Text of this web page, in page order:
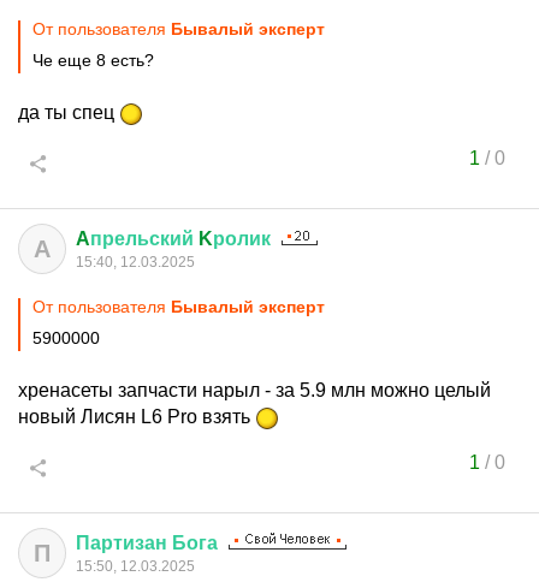
От пользователя Бывалый эксперт
Че еще 8 есть?
да ты спец
1 /0
A Aпрельский Kролик
15:40, 12.03.2025
От пользователя Бывалый эксперт
5900000
хренасеты запчасти нарыл - за 5.9 млн можно целый
новый Лисян L6 Pro взять
1 /0
П Партизан Бога
15:50, 12.03.2025